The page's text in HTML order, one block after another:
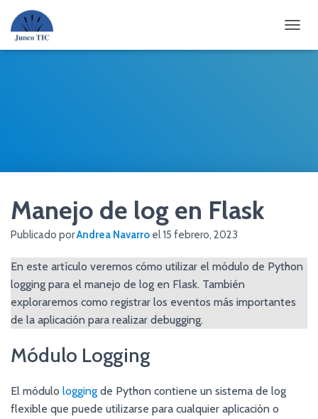
Manejo de log en Flask
Publicado porAndrea Navarro el15 febrero, 2023
En este artículo veremos cómo utilizar el módulo de Python
logging para el manejo de log en Flask. También
exploraremos como registrar los eventos más importantes
de la aplicación para realizar debugging.
Módulo Logging
El módulo logging de Python contiene un sistema de log
flexible que puede utilizarse para cualquier aplicación o